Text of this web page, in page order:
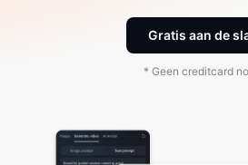
Gratis aan de
* Geen creditcard